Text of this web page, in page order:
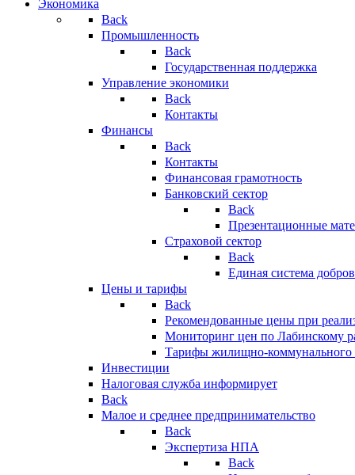
Экономика
Back
Промышленность
Back
Государственная поддержка
Управление экономики
Back
Контакты
Финансы
Back
Контакты
Финансовая грамотность
Банковский сектор
Back
Презентационные
Страховой сектор
Back
Единая система
Цены и тарифы
Back
Рекомендованные цены при
Мониторинг цен по Лабинскому
Тарифы жилищно-коммунального
Инвестиции
Налоговая служба информирует
Back
Малое и среднее предпринимательство
Back
Экспертиза НПА
Back